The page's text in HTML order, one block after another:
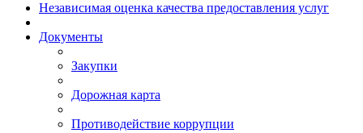
Независимая оценка качества предоставления услуг
Документы
Закупки
Дорожная карта
Противодействие коррупции